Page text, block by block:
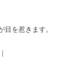
を惹きます。
|